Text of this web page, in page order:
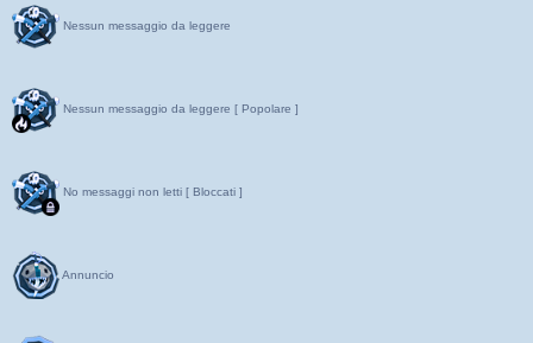
Nessun messaggio da leggere
Nessun messaggio da leggere [ Popolare ]
No messaggi non letti [ Bloccati ]
Annuncio